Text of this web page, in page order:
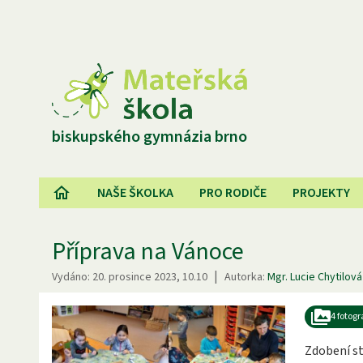
biskupského gymnázia brno
NAŠE ŠKOLKA PRO RODIČE PROJEKTY
Příprava na Vánoce
Vydáno: 20. prosince 2023, 10.10 | Autorka: Mgr. Lucie Chytilová
4
Zdobení